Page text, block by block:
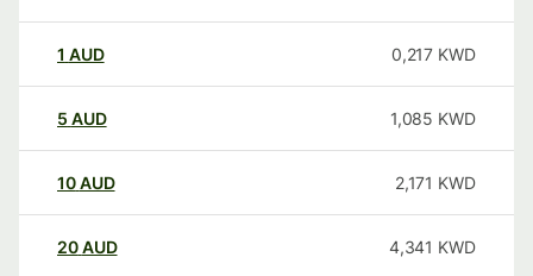
1 AUD 0,217 KWD
5 AUD 1,085 KWD
10AUD 2,171 KWD
20AUD 4,341 KWD